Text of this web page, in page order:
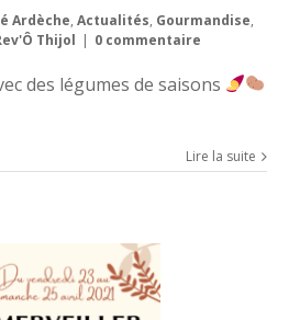
Ardèche, Actualités, Gourmandise,
Thijol | 0 commentaire
des légumes de saisons
Lire la suite